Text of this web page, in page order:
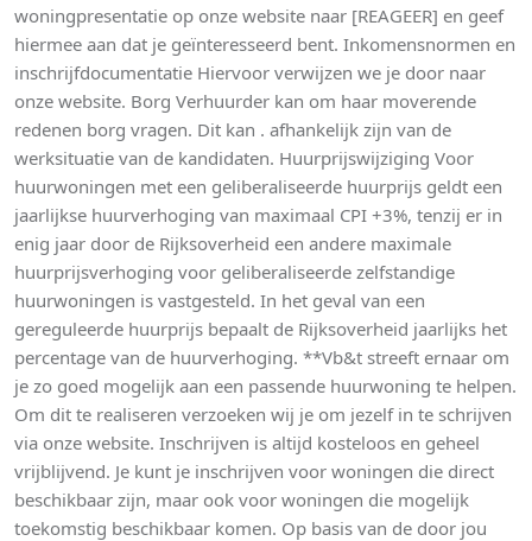
woningpresentatie op onze website naar [REAGEER] en geef
hiermee aan dat je geïnteresseerd bent. Inkomensnormen en
inschrijfdocumentatie Hiervoor verwijzen we je door naar
onze website. Borg Verhuurder kan om haar moverende
redenen borg vragen. Dit kan . afhankelijk zijn van de
werksituatie van de kandidaten. Huurprijswijziging Voor
huurwoningen met een geliberaliseerde huurprijs geldt een
jaarlijkse huurverhoging van maximaal CPI +3%, tenzij er in
enig jaar door de Rijksoverheid een andere maximale
huurprijsverhoging voor geliberaliseerde zelfstandige
huurwoningen is vastgesteld. In het geval van een
gereguleerde huurprijs bepaalt de Rijksoverheid jaarlijks het
percentage van de huurverhoging. **Vb&t streeft ernaar om
je zo goed mogelijk aan een passende huurwoning te helpen.
Om dit te realiseren verzoeken wij je om jezelf in te schrijven
via onze website. Inschrijven is altijd kosteloos en geheel
vrijblijvend. Je kunt je inschrijven voor woningen die direct
beschikbaar zijn, maar ook voor woningen die mogelijk
toekomstig beschikbaar komen. Op basis van de door jou